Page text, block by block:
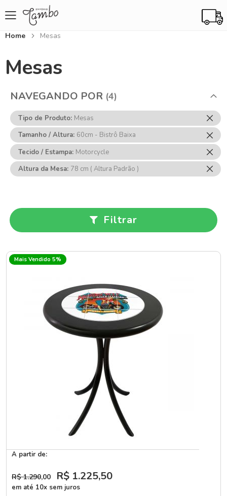
Home Mesas
Mesas
Filtrar
Mais Vendido 5%
A partir de:
R$ 1.290,00 R$ 1.225,50
em até 10x sem juros
NAVEGANDO POR
Tipo de Produto Mesas
Esse
Item
Tamanho / Altura 60cm - Bistrô Baixa
Esse
Item
Tecido / Estampa Motorcycle
Esse
Item
Altura da Mesa 78 cm ( Altura Padrão )
Esse